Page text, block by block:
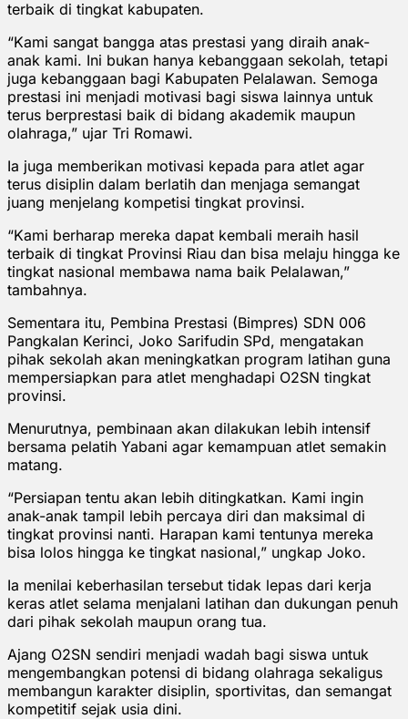
terbaik di tingkat kabupaten.
“Kami sangat bangga atas prestasi yang diraih anak-
anak kami. Ini bukan hanya kebanggaan sekolah, tetapi
juga kebanggaan bagi Kabupaten Pelalawan. Semoga
prestasi ini menjadi motivasi bagi siswa lainnya untuk
terus berprestasi baik di bidang akademik maupun
olahraga,” ujar Tri Romawi.
Ia juga memberikan motivasi kepada para atlet agar
terus disiplin dalam berlatih dan menjaga semangat
juang menjelang kompetisi tingkat provinsi.
“Kami berharap mereka dapat kembali meraih hasil
terbaik di tingkat Provinsi Riau dan bisa melaju hingga ke
tingkat nasional membawa nama baik Pelalawan,”
tambahnya.
Sementara itu, Pembina Prestasi (Bimpres) SDN 006
Pangkalan Kerinci, Joko Sarifudin SPd, mengatakan
pihak sekolah akan meningkatkan program latihan guna
mempersiapkan para atlet menghadapi O2SN tingkat
provinsi.
Menurutnya, pembinaan akan dilakukan lebih intensif
bersama pelatih Yabani agar kemampuan atlet semakin
matang.
“Persiapan tentu akan lebih ditingkatkan. Kami ingin
anak-anak tampil lebih percaya diri dan maksimal di
tingkat provinsi nanti. Harapan kami tentunya mereka
bisa lolos hingga ke tingkat nasional,” ungkap Joko.
Ia menilai keberhasilan tersebut tidak lepas dari kerja
keras atlet selama menjalani latihan dan dukungan penuh
dari pihak sekolah maupun orang tua.
Ajang O2SN sendiri menjadi wadah bagi siswa untuk
mengembangkan potensi di bidang olahraga sekaligus
membangun karakter disiplin, sportivitas, dan semangat
kompetitif sejak usia dini.